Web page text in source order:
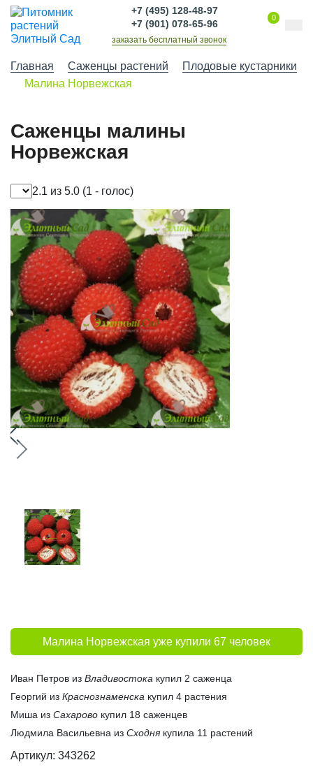
+7 (495) 128-48-97
+7 (901) 078-65-96
заказать бесплатный звонок
0
Главная Саженцы растений
Плодовые кустарники
Малина Норвежская
Саженцы малины
Норвежская
2.1 из 5.0 (1 - голос)
Малина Норвежская уже купили 67 человек
Иван Петров из Владивостока купил 2 саженца
Георгий из Краснознаменска купил 4 растения
Миша из Сахарово купил 18 саженцев
Людмила Васильевна из Сходня купила 11 растений
Артикул: 343262